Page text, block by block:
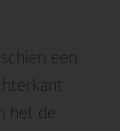
een
het de